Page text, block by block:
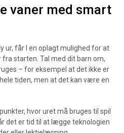
vaner med smart
ur, får I en oplagt mulighed for at
starten. Tal med dit barn om,
– for eksempel at det ikke er
tiden, men at det kan være en
hvor uret må bruges til spil
det er tid til at lægge teknologien